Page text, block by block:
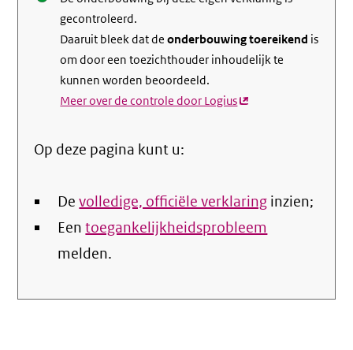
gecontroleerd.
Daaruit bleek dat deonderbouwing toereikend is
om door een toezichthouder inhoudelijk te
kunnen worden beoordeeld.
Meer over de controle door Logius(externe
Op deze pagina kunt u:
Devolledige, officiële verklaring inzien;
Eentoegankelijkheidsprobleem
melden.